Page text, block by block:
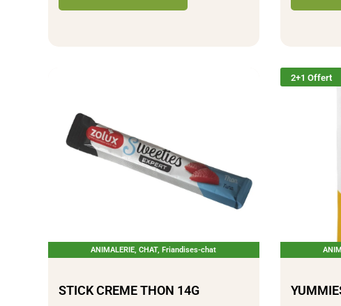
ANIMALERIE,CHAT,Friandises-chat
STICK CREME THON 14G
2+1 Offert